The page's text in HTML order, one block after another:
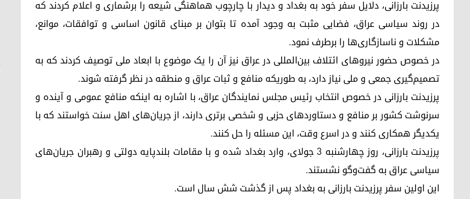
پرزیدنت بارزانی، دلایل سفر خود به بغداد و دیدار با چارچوب هماهنگی شیعه را برشماری و اعلام کردند که
در روند سیاسی عراق، فضایی مثبت به وجود آمده تا بتوان بر مبنای قانون اساسی و توافقات، موانع،
مشکلات و ناسازگاری‌ها را برطرف نمود.
در خصوص حضور نیروهای ائتلاف بین‌المللی در عراق نیز آن را یک موضوع با ابعاد ملی توصیف کردند که به
تصمیم‌گیری جمعی و ملی نیاز دارد، به طوریکه منافع و ثبات عراق و منطقه در نظر گرفته شوند.
پرزیدنت بارزانی در خصوص انتخاب رئیس مجلس نمایندگان عراق، با اشاره به اینکه منافع عمومی و آینده و
سرنوشت کشور بر منافع و دستاوردهای حزبی و شخصی برتری دارند، از جریان‌های اهل سنت خواستند که با
یکدیگر همکاری کنند و در اسرع وقت، این مسئله را حل کنند.
پرزیدنت بارزانی، روز چهارشنبه ٣ جولای، وارد بغداد شده و با مقامات بلندپایه دولتی و رهبران جریان‌های
سیاسی عراق به گفت‌وگو نشستند.
این اولین سفر پرزیدنت بارزانی به بغداد پس از گذشت شش سال است.